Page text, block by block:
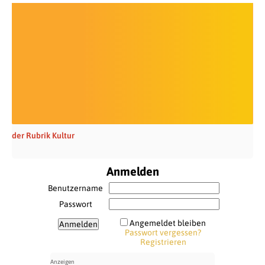
der Rubrik Kultur
Anmelden
Benutzername
Passwort
Angemeldet bleiben
Passwort vergessen?
Registrieren